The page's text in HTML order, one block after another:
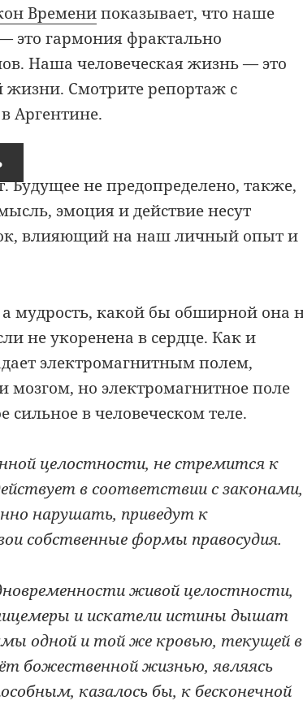
Временипоказывает, что наше
это гармония фрактально
Наша человеческая жизнь — это
Смотрите репортаж с
Аргентине.
не предопределено, также,
эмоция и действие несут
влияющий на наш личный опыт и
а мудрость, какой бы обширной она
не укоренена в сердце. Как и
электромагнитным полем,
мозгом, но электромагнитное поле
сильное в человеческом теле.
целостности, не стремится к
в соответствии с законами,
нарушать, приведут к
собственные формы правосудия.
живой целостности,
и искатели истины дышат
одной и той же кровью, текущей в
божественной жизнью, являясь
казалось бы, к бесконечной